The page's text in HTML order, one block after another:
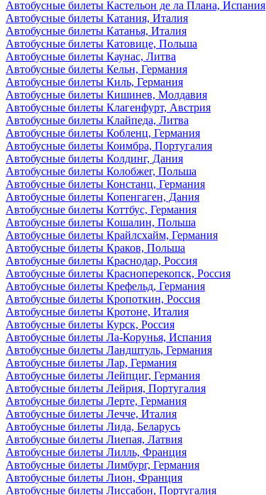
Автобусные билеты Кастельон де ла Плана, Испания
Автобусные билеты Катания, Италия
Автобусные билеты Катанья, Италия
Автобусные билеты Катовице, Польша
Автобусные билеты Каунас, Литва
Автобусные билеты Кельн, Германия
Автобусные билеты Киль, Германия
Автобусные билеты Кишинев, Молдавия
Автобусные билеты Клагенфурт, Австрия
Автобусные билеты Клайпеда, Литва
Автобусные билеты Кобленц, Германия
Автобусные билеты Коимбра, Португалия
Автобусные билеты Колдинг, Дания
Автобусные билеты Колобжег, Польша
Автобусные билеты Констанц, Германия
Автобусные билеты Копенгаген, Дания
Автобусные билеты Коттбус, Германия
Автобусные билеты Кошалин, Польша
Автобусные билеты Крайлсхайм, Германия
Автобусные билеты Краков, Польша
Автобусные билеты Краснодар, Россия
Автобусные билеты Красноперекопск, Россия
Автобусные билеты Крефельд, Германия
Автобусные билеты Кропоткин, Россия
Автобусные билеты Кротоне, Италия
Автобусные билеты Курск, Россия
Автобусные билеты Ла-Корунья, Испания
Автобусные билеты Ландштуль, Германия
Автобусные билеты Лар, Германия
Автобусные билеты Лейпциг, Германия
Автобусные билеты Лейрия, Португалия
Автобусные билеты Лерте, Германия
Автобусные билеты Лечче, Италия
Автобусные билеты Лида, Беларусь
Автобусные билеты Лиепая, Латвия
Автобусные билеты Лилль, Франция
Автобусные билеты Лимбург, Германия
Автобусные билеты Лион, Франция
Автобусные билеты Лиссабон, Португалия